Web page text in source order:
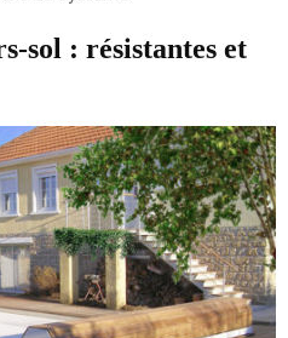
sol : résistantes et